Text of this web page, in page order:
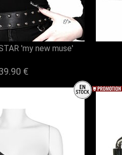
'my new muse'
€